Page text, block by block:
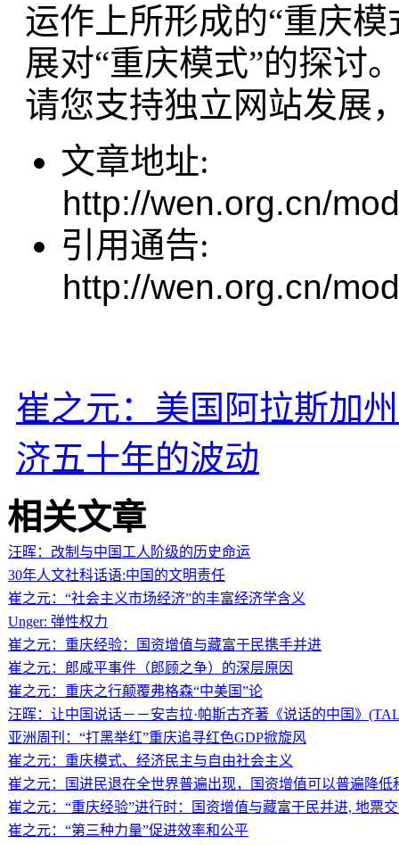
运作上所形成的“重庆
展对“重庆模式”的探讨
请您支持独立网站发展
文章地址:
http://wen.org.cn/
引用通告:
http://wen.org.cn/
崔之元：美国阿拉斯加
济五十年的波动
相关文章
汪晖：改制与中国工人阶级的历史命运
30年人文社科话语:中国的文明责任
崔之元：“社会主义市场经济”的丰富经济学含义
Unger: 弹性权力
崔之元：重庆经验：国资增值与藏富于民携手并进
崔之元：郎咸平事件（郎顾之争）的深层原因
崔之元：重庆之行颠覆弗格森“中美国”论
汪晖：让中国说话－－安吉拉·帕斯古齐著《说话的中国》
亚洲周刊：“打黑举红”重庆追寻红色GDP掀旋风
崔之元：重庆模式、经济民主与自由社会主义
崔之元：国进民退在全世界普遍出现，国资增值可以普遍降低
崔之元：“重庆经验”进行时：国资增值与藏富于民并进, 地票
崔之元：“第三种力量”促进效率和公平